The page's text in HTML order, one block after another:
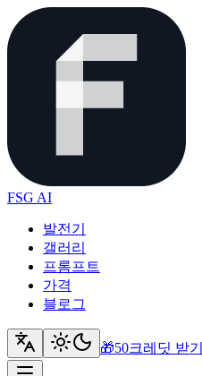
FSG AI
발전기
갤러리
프롬프트
가격
블로그
🎁50크레딧 받기